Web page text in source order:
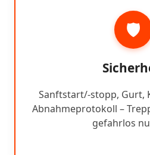
🛡️
Sanftstart/-stopp, Gurt,
Abnahmeprotokoll –
gefahrlos